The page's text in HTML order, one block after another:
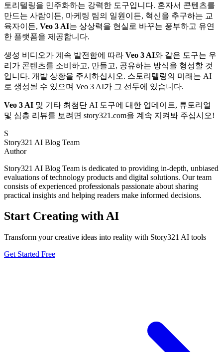
토리텔링을 민주화하는 강력한 도구입니다. 혼자서 콘텐츠를
만드는 사람이든, 마케팅 팀의 일원이든, 혁신을 추구하는 교
육자이든, Veo 3 AI는 상상력을 현실로 바꾸는 풍부하고 유연
한 플랫폼을 제공합니다.
생성 비디오가 계속 발전함에 따라 Veo 3 AI와 같은 도구는 우
리가 콘텐츠를 소비하고, 만들고, 공유하는 방식을 형성할 것
입니다. 개발 상황을 주시하십시오. 스토리텔링의 미래는 AI
로 생성될 수 있으며 Veo 3 AI가 그 선두에 있습니다.
Veo 3 AI 및 기타 최첨단 AI 도구에 대한 업데이트, 튜토리얼
및 심층 리뷰를 보려면 story321.com을 계속 지켜봐 주십시오!
S
Story321 AI Blog Team
Author
Story321 AI Blog Team is dedicated to providing in-depth, unbiased
evaluations of technology products and digital solutions. Our team
consists of experienced professionals passionate about sharing
practical insights and helping readers make informed decisions.
Start Creating with AI
Transform your creative ideas into reality with Story321 AI tools
Get Started Free